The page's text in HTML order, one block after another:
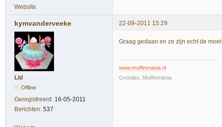
Website
kymvanderveeke 22-09-2011 15:29
Lid
Offline
Geregistreerd: 16-05-2011
Berichten: 537
Graag gedaan en ze zijn echt de
www.muffinmania.nl
Groetjes, Muffinmania.